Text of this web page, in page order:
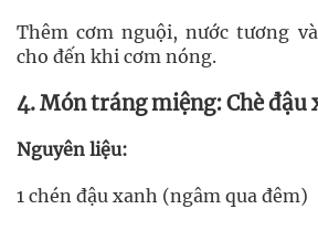
Thêm cơm nguội, nước tương
cho đến khi cơm nóng.
4. Món tráng miệng: Chè đậu
Nguyên liệu:
1 chén đậu xanh (ngâm qua đêm)